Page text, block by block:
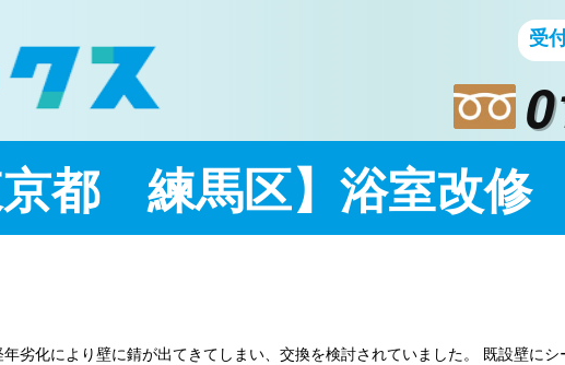
受
京都 練馬区】浴室改
劣化により壁に錆が出てきてしまい、交換を検討されていました。 既設壁に